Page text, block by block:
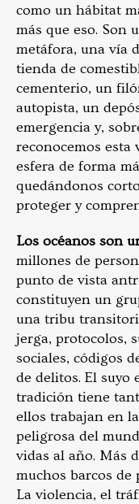
como un hábitat
más que eso. Son
metáfora, una vía
tienda de
cementerio, un
autopista, un
emergencia y,
reconocemos esta
esfera de forma
quedándonos
proteger y
Los océanos son
millones de
punto de vista
constituyen un
una tribu
jerga, protocolos,
sociales, códigos
de delitos. El suyo
tradición tiene
ellos trabajan en
peligrosa del
vidas al año. Más
muchos barcos de
La violencia, el